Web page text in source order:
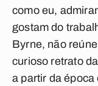
como eu,
gostam do
Byrne, não
curioso retrato
a partir da época